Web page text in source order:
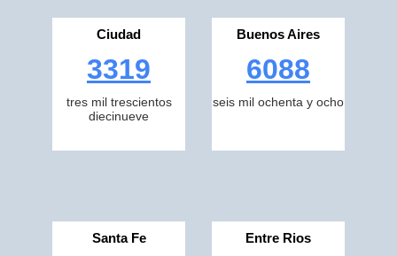
Ciudad
3319
tres mil trescientos
diecinueve
Buenos Aires
6088
seis mil ochenta y ocho
Santa Fe Entre Rios